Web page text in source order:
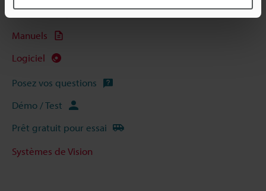
CAO / CAE
Manuels
Logiciel
Posez vos questions
Démo / Test
Prêt gratuit pour essai
Systèmes de Vision